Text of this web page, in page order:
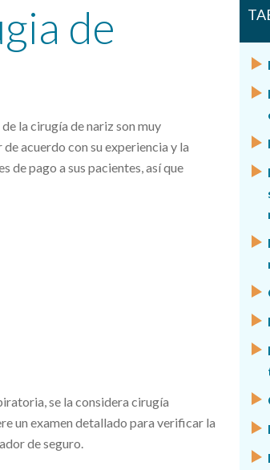
de
la cirugía de nariz son muy
acuerdo con su experiencia y la
de pago a sus pacientes, así que
se la considera cirugía
un examen detallado para verificar la
de seguro.